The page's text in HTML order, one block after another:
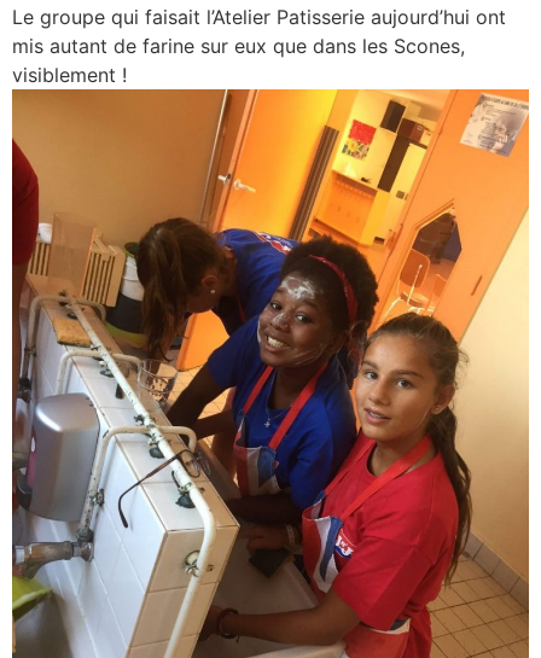
Le groupe qui faisait l’Atelier Patisserie aujourd’hui ont
mis autant de farine sur eux que dans les Scones,
visiblement !